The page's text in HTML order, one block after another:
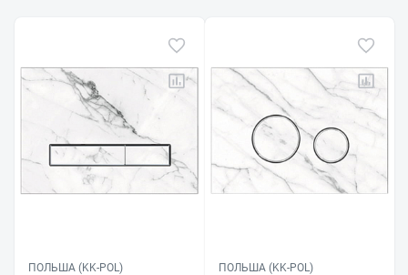
ПОЛЬША (KK-POL) ПОЛЬША (KK-POL)